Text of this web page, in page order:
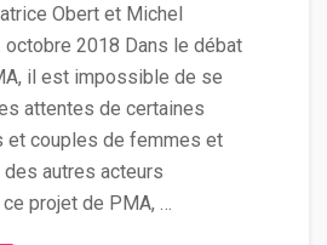
Obert et Michel
octobre 2018 Dans le débat
il est impossible de se
attentes de certaines
et couples de femmes et
des autres acteurs
projet de PMA, …